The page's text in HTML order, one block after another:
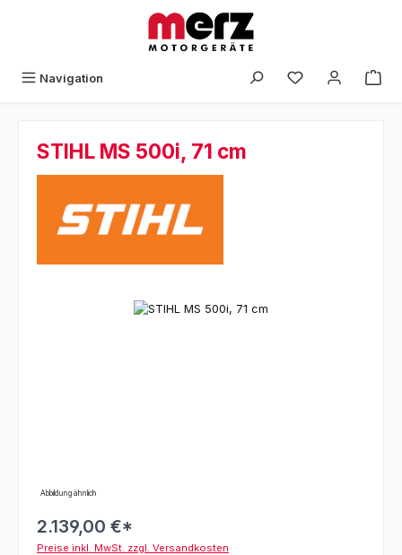
Navigation
STIHL MS 500i, 71 cm
Bildergalerie überspringen
Abbildung ähnlich
2.139,00 €*
Preise inkl. MwSt. zzgl. Versandkosten